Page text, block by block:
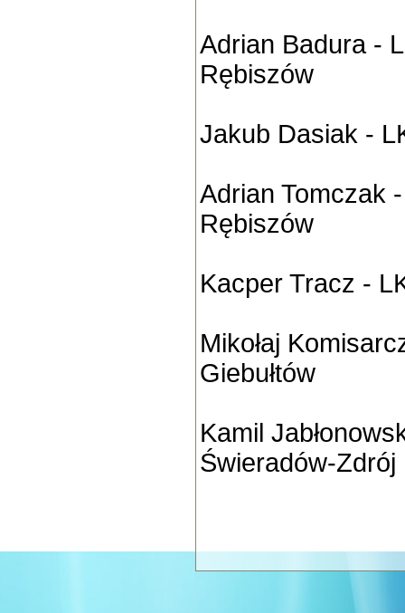
Adrian Badura -
Rębiszów
Jakub Dasiak -
Adrian Tomczak
Rębiszów
Kacper Tracz -
Mikołaj
Giebułtów
Kamil
Świeradów-Zdrój